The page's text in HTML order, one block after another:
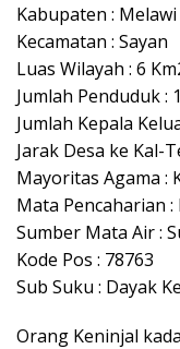
Kabupaten : Melawi
Kecamatan : Sayan
Luas Wilayah : 6
Jumlah Penduduk :
Jumlah Kepala
Jarak Desa ke Kal-
Mayoritas Agama :
Mata Pencaharian
Sumber Mata Air :
Kode Pos : 78763
Sub Suku : Dayak
Orang Keninjal